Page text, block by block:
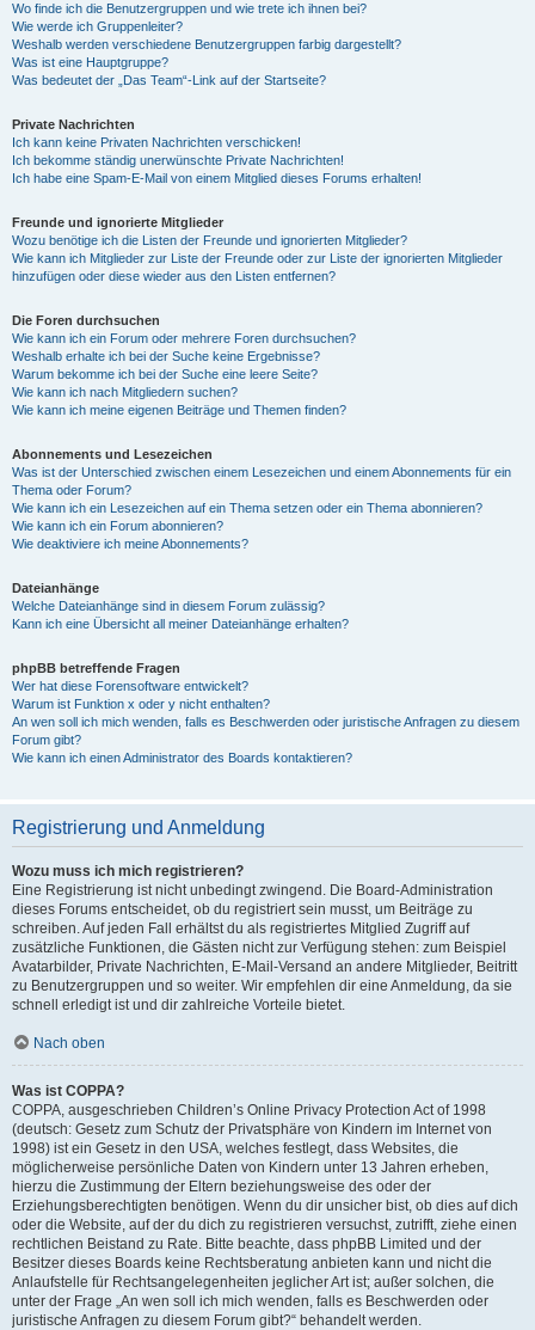
Wo finde ich die Benutzergruppen und wie trete ich ihnen bei?
Wie werde ich Gruppenleiter?
Weshalb werden verschiedene Benutzergruppen farbig dargestellt?
Was ist eine Hauptgruppe?
Was bedeutet der „Das Team“-Link auf der Startseite?
Private Nachrichten
Ich kann keine Privaten Nachrichten verschicken!
Ich bekomme ständig unerwünschte Private Nachrichten!
Ich habe eine Spam-E-Mail von einem Mitglied dieses Forums erhalten!
Freunde und ignorierte Mitglieder
Wozu benötige ich die Listen der Freunde und ignorierten Mitglieder?
Wie kann ich Mitglieder zur Liste der Freunde oder zur Liste der ignorierten Mitglieder
hinzufügen oder diese wieder aus den Listen entfernen?
Die Foren durchsuchen
Wie kann ich ein Forum oder mehrere Foren durchsuchen?
Weshalb erhalte ich bei der Suche keine Ergebnisse?
Warum bekomme ich bei der Suche eine leere Seite?
Wie kann ich nach Mitgliedern suchen?
Wie kann ich meine eigenen Beiträge und Themen finden?
Abonnements und Lesezeichen
Was ist der Unterschied zwischen einem Lesezeichen und einem Abonnements für ein
Thema oder Forum?
Wie kann ich ein Lesezeichen auf ein Thema setzen oder ein Thema abonnieren?
Wie kann ich ein Forum abonnieren?
Wie deaktiviere ich meine Abonnements?
Dateianhänge
Welche Dateianhänge sind in diesem Forum zulässig?
Kann ich eine Übersicht all meiner Dateianhänge erhalten?
phpBB betreffende Fragen
Wer hat diese Forensoftware entwickelt?
Warum ist Funktion x oder y nicht enthalten?
An wen soll ich mich wenden, falls es Beschwerden oder juristische Anfragen zu diesem
Forum gibt?
Wie kann ich einen Administrator des Boards kontaktieren?
Registrierung und Anmeldung
Wozu muss ich mich registrieren?
Eine Registrierung ist nicht unbedingt zwingend. Die Board-Administration
dieses Forums entscheidet, ob du registriert sein musst, um Beiträge zu
schreiben. Auf jeden Fall erhältst du als registriertes Mitglied Zugriff auf
zusätzliche Funktionen, die Gästen nicht zur Verfügung stehen: zum Beispiel
Avatarbilder, Private Nachrichten, E-Mail-Versand an andere Mitglieder, Beitritt
zu Benutzergruppen und so weiter. Wir empfehlen dir eine Anmeldung, da sie
schnell erledigt ist und dir zahlreiche Vorteile bietet.
Nach oben
Was ist COPPA?
COPPA, ausgeschrieben Children’s Online Privacy Protection Act of 1998
(deutsch: Gesetz zum Schutz der Privatsphäre von Kindern im Internet von
1998) ist ein Gesetz in den USA, welches festlegt, dass Websites, die
möglicherweise persönliche Daten von Kindern unter 13 Jahren erheben,
hierzu die Zustimmung der Eltern beziehungsweise des oder der
Erziehungsberechtigten benötigen. Wenn du dir unsicher bist, ob dies auf dich
oder die Website, auf der du dich zu registrieren versuchst, zutrifft, ziehe einen
rechtlichen Beistand zu Rate. Bitte beachte, dass phpBB Limited und der
Besitzer dieses Boards keine Rechtsberatung anbieten kann und nicht die
Anlaufstelle für Rechtsangelegenheiten jeglicher Art ist; außer solchen, die
unter der Frage „An wen soll ich mich wenden, falls es Beschwerden oder
juristische Anfragen zu diesem Forum gibt?“ behandelt werden.